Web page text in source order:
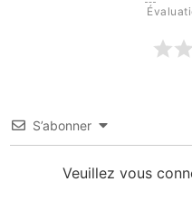
S’abonner
Veuillez vous